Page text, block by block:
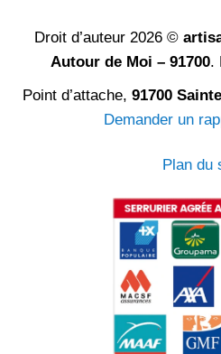
Droit d’auteur 2026 ©
Autour de Moi – 91700.
Point d’attache, 91700
Demander un
Plan du